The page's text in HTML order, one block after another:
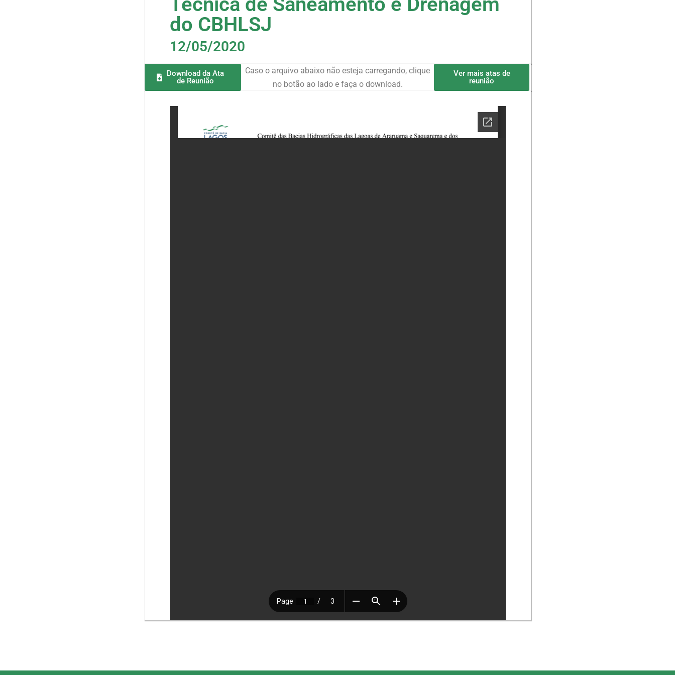
do CBHLSJ
12/05/2020
Download da Ata
de Reunião
Caso o arquivo abaixo não esteja carregando, clique
no botão ao lado e faça o download.
Ver mais atas de
reunião